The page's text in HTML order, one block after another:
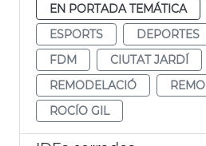
EN PORTADA TEMÁTICA
ESPORTS
DEPORTES
FDM
CIUTAT JARDÍ
REMODELACIÓ
ROCÍO GIL